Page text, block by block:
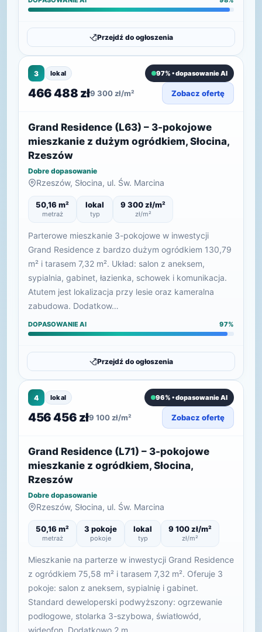
Przejdź do ogłoszenia
3 lokal 97% • dopasowanie AI
466 488 zł9 300 zł/m² Zobacz ofertę
Grand Residence (L63) – 3-pokojowe
mieszkanie z dużym ogródkiem, Słocina,
Rzeszów
Dobre dopasowanie
Rzeszów, Słocina, ul. Św. Marcina
50,16 m²
metraż
lokal
typ
9 300 zł/m²
zł/m²
Parterowe mieszkanie 3-pokojowe w inwestycji
Grand Residence z bardzo dużym ogródkiem 130,79
m² i tarasem 7,32 m². Układ: salon z aneksem,
sypialnia, gabinet, łazienka, schowek i komunikacja.
Atutem jest lokalizacja przy lesie oraz kameralna
zabudowa. Dodatkow…
DOPASOWANIE AI 97%
Przejdź do ogłoszenia
4 lokal 96% • dopasowanie AI
456 456 zł9 100 zł/m² Zobacz ofertę
Grand Residence (L71) – 3-pokojowe
mieszkanie z ogródkiem, Słocina,
Rzeszów
Dobre dopasowanie
Rzeszów, Słocina, ul. Św. Marcina
50,16 m²
metraż
3 pokoje
pokoje
lokal
typ
9 100 zł/m²
zł/m²
Mieszkanie na parterze w inwestycji Grand Residence
z ogródkiem 75,58 m² i tarasem 7,32 m². Oferuje 3
pokoje: salon z aneksem, sypialnię i gabinet.
Standard deweloperski podwyższony: ogrzewanie
podłogowe, stolarka 3-szybowa, światłowód,
wideofon. Dodatkowo 2 m…